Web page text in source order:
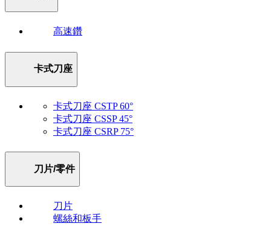
高速鑽
卡式刀座
卡式刀座 CSTP 60°
卡式刀座 CSSP 45°
卡式刀座 CSRP 75°
刀片/零件
刀片
螺絲和板手